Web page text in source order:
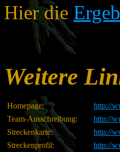
Hier die
Weitere
Homepage:
http://
Team-Ausschreibung:
http://
Streckenkarte:
http://
Streckenprofil:
http://